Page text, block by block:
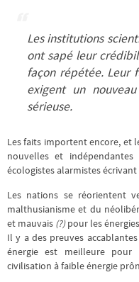
Les institutions
ont sapé leur
façon répétée. Leur
exigent un
sérieuse.
Les faits importent encore, et
nouvelles et
écologistes alarmistes
Les nations se réorientent
malthusianisme et du
et mauvais (?)pour les
Il y a des preuves
énergie est meilleure
civilisation à faible énergie